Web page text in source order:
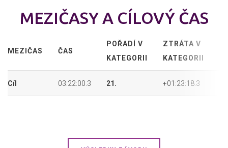
MEZIČASY A CÍLOVÝ ČAS
MEZIČAS ČAS
POŘADÍ V
KATEGORII
ZTRÁTA V
KATEGORII
Cíl 03:22:00.3 21. +01:23:18.3